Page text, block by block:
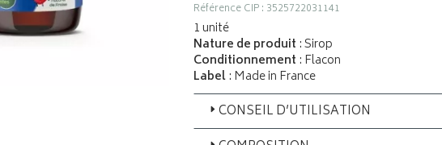
Référence CIP : 3525722031141
1 unité
Nature de produit : Sirop
Conditionnement : Flacon
Label: Made in France
CONSEIL D’UTILISATION